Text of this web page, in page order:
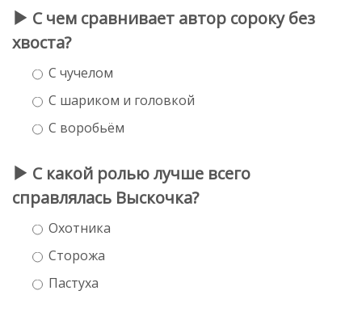
С чем сравнивает автор сороку без
хвоста?
С чучелом
С шариком и головкой
С воробьём
С какой ролью лучше всего
справлялась Выскочка?
Охотника
Сторожа
Пастуха